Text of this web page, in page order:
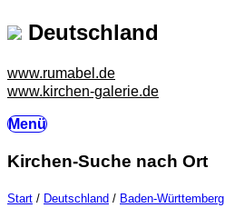
Deutschland
www.rumabel.de
www.kirchen-galerie.de
Menü
Kirchen-Suche nach Ort
Start / Deutschland / Baden-Württemberg